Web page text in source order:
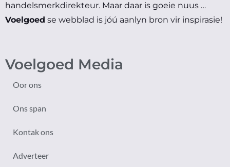
handelsmerkdirekteur. Maar daar is goeie nuus …
Voelgoed se webblad is jóú aanlyn bron vir inspirasie!
Voelgoed Media
Oor ons
Ons span
Kontak ons
Adverteer